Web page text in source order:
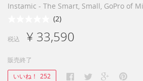
Instamic - The Smart, Small, GoPro of
(2)
税込 ¥ 33,590
販売終了
いいね！ 252